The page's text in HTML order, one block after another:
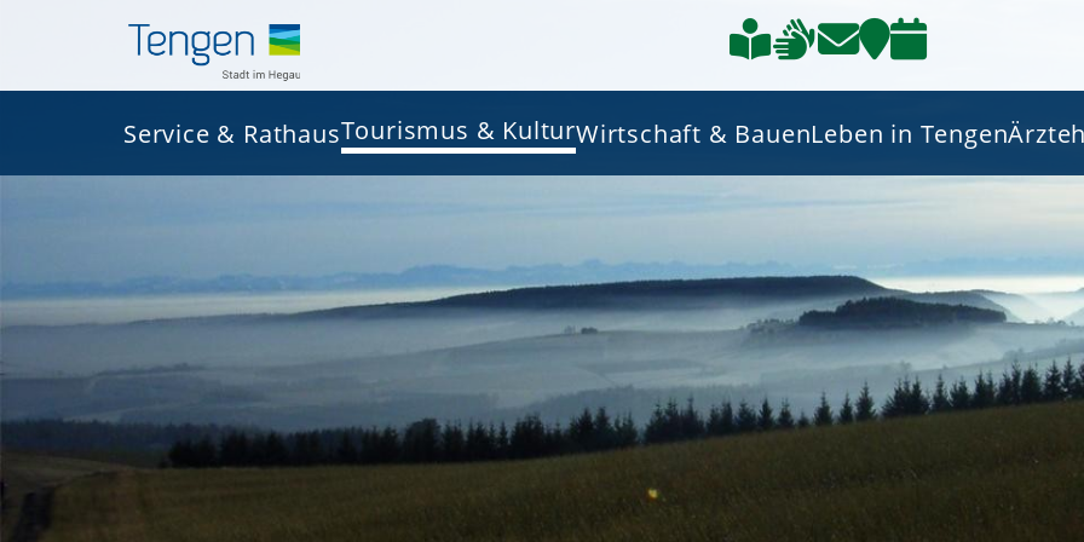
Service & RathausTourismus & KulturWirtschaft & BauenLeben in Tengen